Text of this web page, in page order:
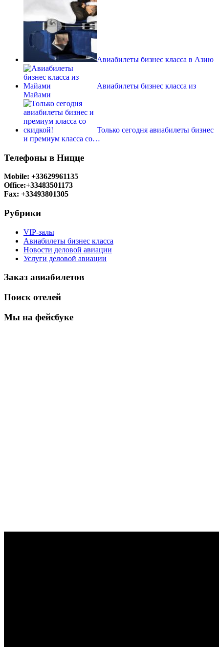
Авиабилеты бизнес класса в Азию
Авиабилеты бизнес класса из
Майами
Только сегодня авиабилеты бизнес
и премиум класса со…
Телефоны в Ницце
Mobile: +33629961135
Office:+33483501173
Fax: +33493801305
Рубрики
VIP-залы
Авиабилеты бизнес класса
Новости деловой авиации
Услуги деловой авиации
Заказ авиабилетов
Поиск отелей
Мы на фейсбуке